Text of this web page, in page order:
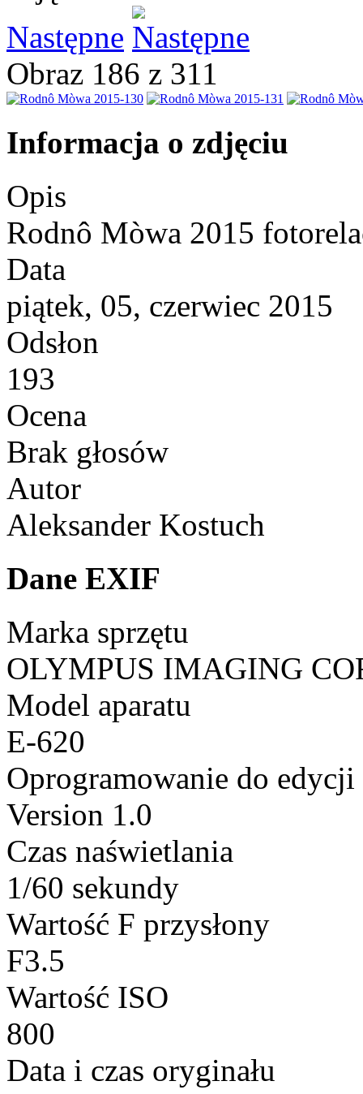
Następne
Obraz 186 z 311
Informacja o zdjęciu
Opis
Rodnô Mòwa 2015
Data
piątek, 05, czerwiec 2015
Odsłon
193
Ocena
Brak głosów
Autor
Aleksander Kostuch
Dane EXIF
Marka sprzętu
OLYMPUS IMAGING
Model aparatu
E-620
Oprogramowanie do edycji
Version 1.0
Czas naświetlania
1/60 sekundy
Wartość F przysłony
F3.5
Wartość ISO
800
Data i czas oryginału